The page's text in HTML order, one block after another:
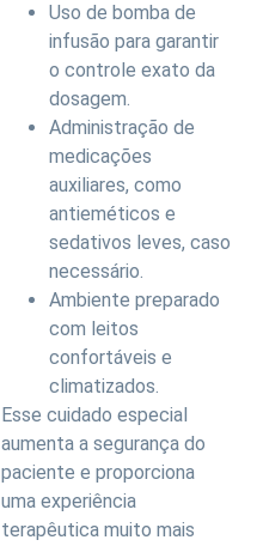
Uso de bomba de
infusão para garantir
o controle exato da
dosagem.
Administração de
medicações
auxiliares, como
antieméticos e
sedativos leves, caso
necessário.
Ambiente preparado
com leitos
confortáveis e
climatizados.
Esse cuidado especial
aumenta a segurança do
paciente e proporciona
uma experiência
terapêutica muito mais